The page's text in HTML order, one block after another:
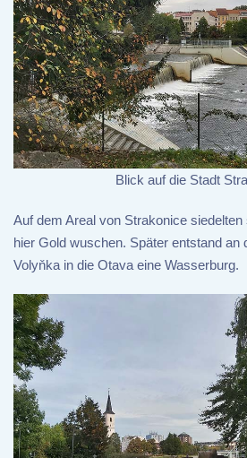
Blick auf die Stadt
Auf dem Areal von Strakonice
hier Gold wuschen. Später entstand an
Volyňka in die Otava eine Wasserburg.